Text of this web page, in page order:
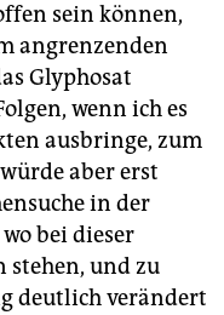
sein können,
angrenzenden
Glyphosat
wenn ich es
ausbringe, zum
aber erst
in der
bei dieser
stehen, und zu
deutlich verändert